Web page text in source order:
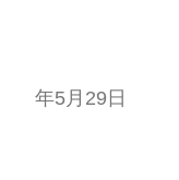
年5月29日